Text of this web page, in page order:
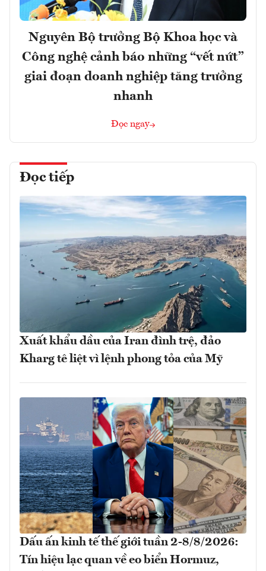
Nguyên Bộ trưởng Bộ Khoa học và
Công nghệ cảnh báo những “vết nứt”
giai đoạn doanh nghiệp tăng trưởng
nhanh
Đọc ngay
Đọc tiếp
Xuất khẩu dầu của Iran đình trệ, đảo
Kharg tê liệt vì lệnh phong tỏa của Mỹ
Dấu ấn kinh tế thế giới tuần 2-8/8/2026:
Tín hiệu lạc quan về eo biển Hormuz,